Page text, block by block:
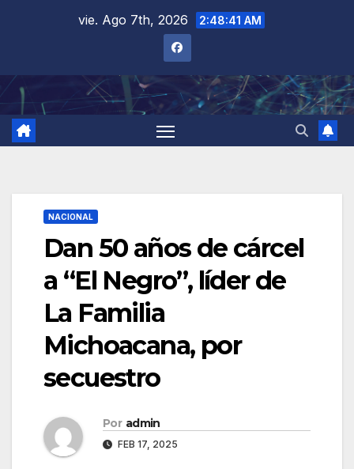
vie. Ago 7th, 2026 2:48:42 AM
NACIONAL
Dan 50 años de cárcel
a “El Negro”, líder de
La Familia
Michoacana, por
secuestro
Por admin
FEB 17, 2025